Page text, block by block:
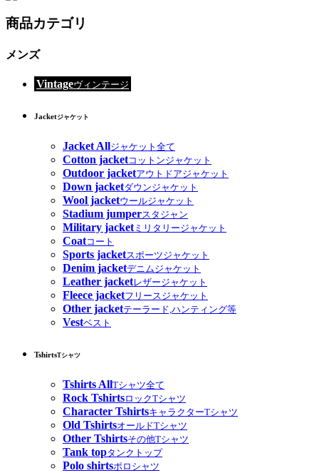
商品カテゴリ
メンズ
Vintageヴィンテージ
Jacketジャケット
Jacket Allジャケット全て
Cotton jacketコットンジャケット
Outdoor jacketアウトドアジャケット
Down jacketダウンジャケット
Wool jacketウールジャケット
Stadium jumperスタジャン
Military jacketミリタリージャケット
Coatコート
Sports jacketスポーツジャケット
Denim jacketデニムジャケット
Leather jacketレザージャケット
Fleece jacketフリースジャケット
Other jacketテーラード,ハンティング等
Vestベスト
TshirtsTシャツ
Tshirts AllTシャツ全て
Rock TshirtsロックTシャツ
Character TshirtsキャラクターTシャツ
Old TshirtsオールドTシャツ
Other Tshirtsその他Tシャツ
Tank topタンクトップ
Polo shirtsポロシャツ